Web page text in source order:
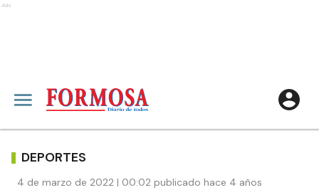
Ads
DEPORTES
4 de marzo de 2022 | 00:02 publicado hace 4 años